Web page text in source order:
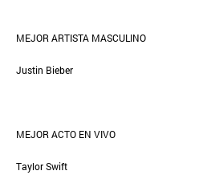
MEJOR ARTISTA MASCULINO
Justin Bieber
MEJOR ACTO EN VIVO
Taylor Swift